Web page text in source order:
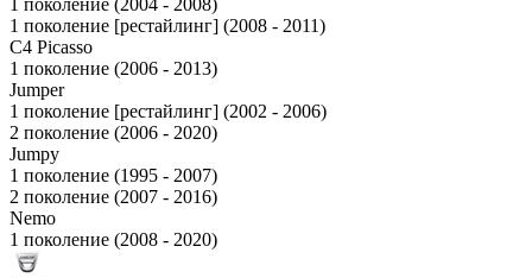
1 поколение (2004 - 2008)
1 поколение [рестайлинг] (2008 - 2011)
C4 Picasso
1 поколение (2006 - 2013)
Jumper
1 поколение [рестайлинг] (2002 - 2006)
2 поколение (2006 - 2020)
Jumpy
1 поколение (1995 - 2007)
2 поколение (2007 - 2016)
Nemo
1 поколение (2008 - 2020)